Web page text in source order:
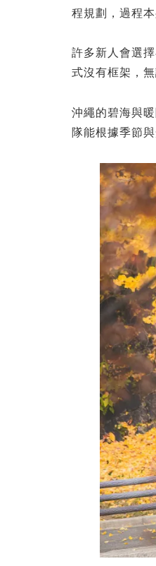
程規劃，過程
許多新人會選
式沒有框架，
沖繩的碧海與
隊能根據季節